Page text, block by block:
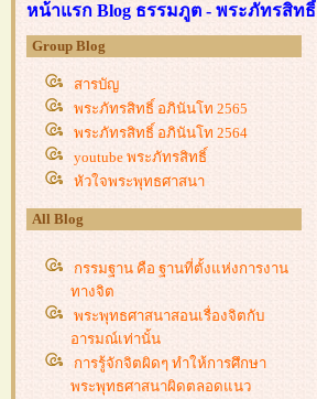
หน้าแรก Blog ธรรมภูต - พระภัทรสิทธิ์
Group Blog
สารบัญ
พระภัทรสิทธิ์ อภินันโท 2565
พระภัทรสิทธิ์ อภินันโท 2564
youtube พระภัทรสิทธิ์
หัวใจพระพุทธศาสนา
All Blog
กรรมฐาน คือ ฐานที่ตั้งแห่งการงาน
ทางจิต
พระพุทธศาสนาสอนเรื่องจิตกับ
อารมณ์เท่านั้น
การรู้จักจิตผิดๆ ทำให้การศึกษา
พระพุทธศาสนาผิดตลอดแนว